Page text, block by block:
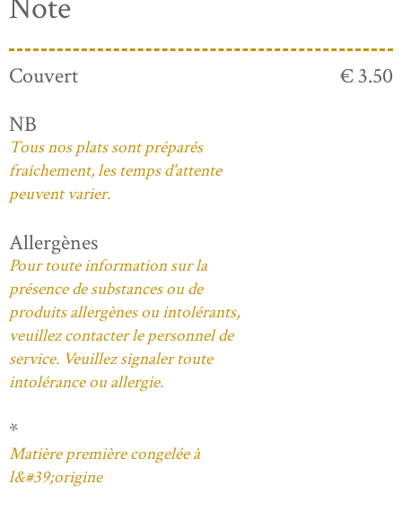
Note
Couvert
€ 3.50
NB
Tous nos plats sont préparés
fraîchement, les temps d'attente
peuvent varier.
Allergènes
Pour toute information sur la
présence de substances ou de
produits allergènes ou intolérants,
veuillez contacter le personnel de
service. Veuillez signaler toute
intolérance ou allergie.
*
Matière première congelée à
l&#39;origine